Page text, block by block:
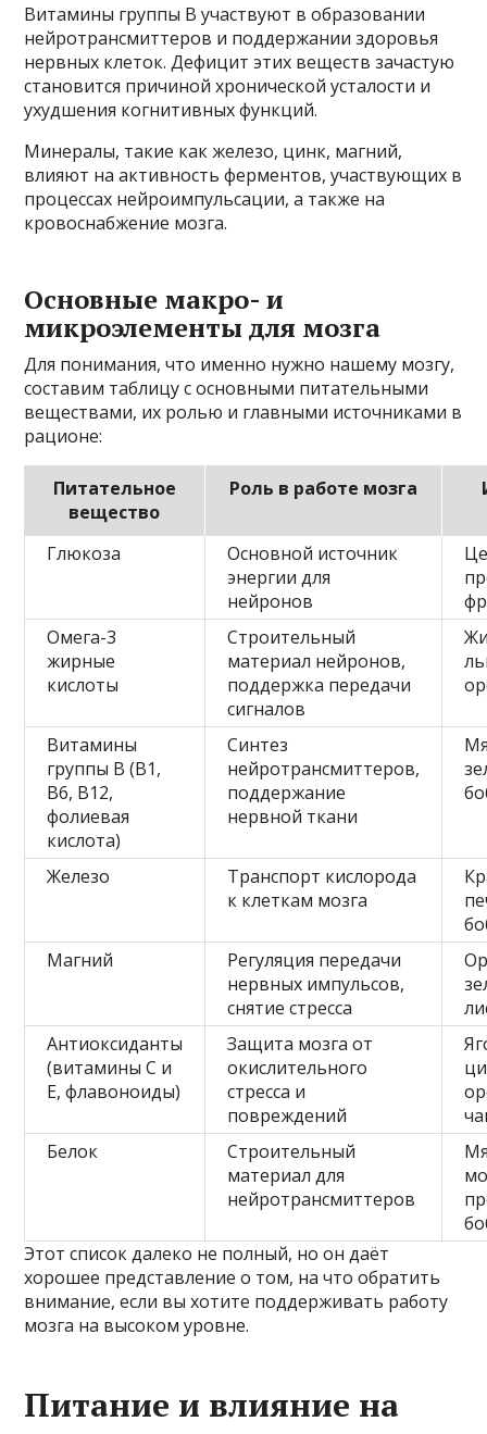
Витамины группы В участвуют в образовании
нейротрансмиттеров и поддержании здоровья
нервных клеток. Дефицит этих веществ зачастую
становится причиной хронической усталости и
ухудшения когнитивных функций.
Минералы, такие как железо, цинк, магний,
влияют на активность ферментов, участвующих в
процессах нейроимпульсации, а также на
кровоснабжение мозга.
Основные макро- и
микроэлементы для мозга
Для понимания, что именно нужно нашему мозгу,
составим таблицу с основными питательными
веществами, их ролью и главными источниками в
рационе:
Питательное
вещество
Роль в работе мозга
Глюкоза
Основной источник
энергии для
нейронов
Омега-3
жирные
кислоты
Строительный
материал нейронов,
поддержка передачи
сигналов
Витамины
группы B (B1,
B6, B12,
фолиевая
кислота)
Синтез
нейротрансмиттеров,
поддержание
нервной ткани
Железо
Транспорт кислорода
к клеткам мозга
Магний
Регуляция передачи
нервных импульсов,
снятие стресса
Антиоксиданты
(витамины C и
E, флавоноиды)
Защита мозга от
окислительного
стресса и
повреждений
Белок
Строительный
материал для
нейротрансмиттеров
Этот список далеко не полный, но он даёт
хорошее представление о том, на что обратить
внимание, если вы хотите поддерживать работу
мозга на высоком уровне.
Питание и влияние на